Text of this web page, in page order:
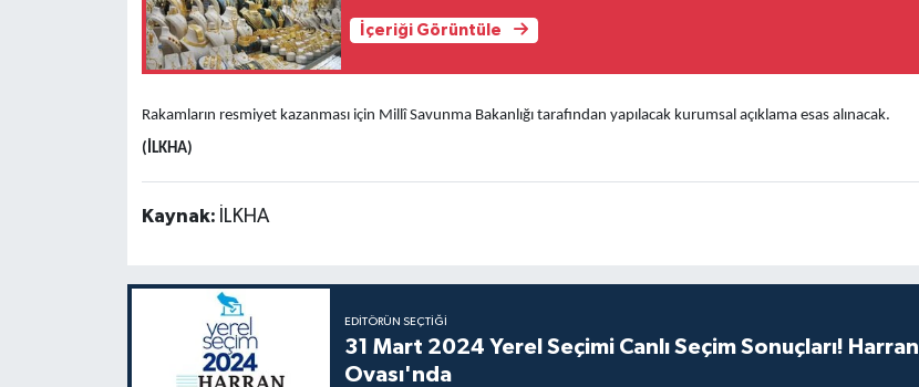
İçeriği Görüntüle
Rakamların resmiyet kazanması için Millî Savunma Bakanlığı tarafından yapılacak kurumsal açıklama esas alınacak.
(İLKHA)
Kaynak: İLKHA
EDITÖRÜN SEÇTIĞI
31 Mart 2024 Yerel Seçimi Canlı Seçim Sonuçları! Harran
Ovası'nda